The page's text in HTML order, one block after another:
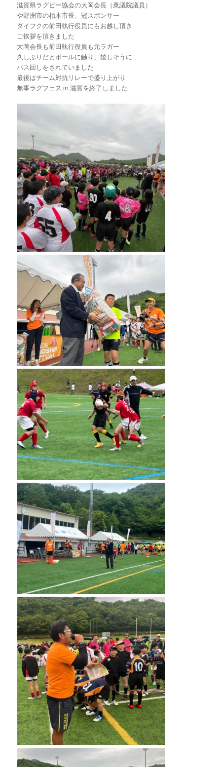
滋賀県ラグビー協会の大岡会長（衆議院議員）
や野洲市の栢木市長、冠スポンサー
ダイフクの前田執行役員にもお越し頂き
ご挨拶を頂きました
大岡会長も前田執行役員も元ラガー
久しぶりだとボールに触り、嬉しそうに
パス回しをされていました
最後はチーム対抗リレーで盛り上がり
無事ラグフェス in 滋賀を終了しました